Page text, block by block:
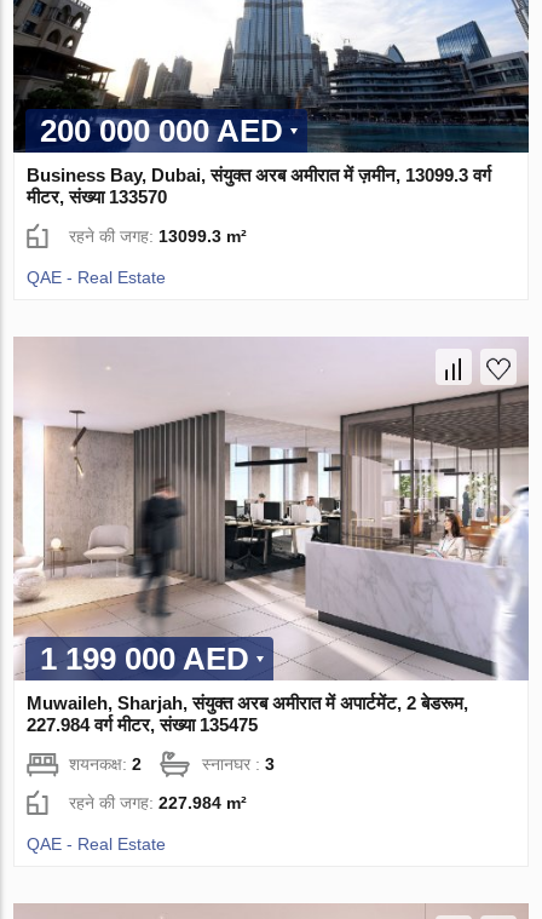
200 000 000 AED
Business Bay, Dubai, संयुक्त अरब अमीरात में ज़मीन, 13099.3 वर्ग
मीटर, संख्या 133570
रहने की जगह:13099.3 m²
QAE - Real Estate
1 199 000 AED
Muwaileh, Sharjah, संयुक्त अरब अमीरात में अपार्टमेंट, 2 बेडरूम,
227.984 वर्ग मीटर, संख्या 135475
शयनकक्ष:2 स्नानघर :3
रहने की जगह:227.984 m²
QAE - Real Estate